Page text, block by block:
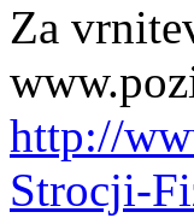
Za
http://
Strocji-